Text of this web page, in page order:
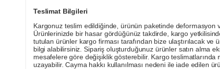
Teslimat Bilgileri
Kargonuz teslim edildiğinde, ürünün paketinde
Ürünlerinizde bir hasar gördüğünüz takdirde, kargo
tutulan ürünler kargo firması tarafından bize ulaştırılacak
bilgi alabilirsiniz. Sipariş oluşturduğunuz ürünler satın alma
mesafelere göre değişiklik gösterebilir. Kargo teslimatlarında
uzayabilir. Cayma hakkı kullanılması nedeni ile iade edilen